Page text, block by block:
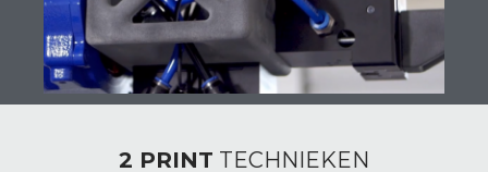
2 PRINT TECHNIEKEN